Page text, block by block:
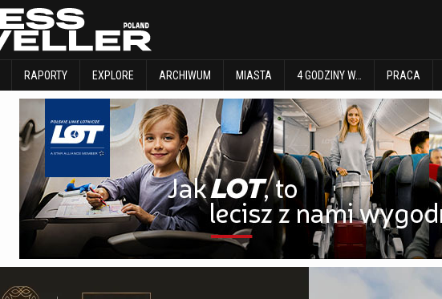
RAPORTY EXPLORE ARCHIWUM MIASTA 4 GODZINY W… PRACA
RECENZJE